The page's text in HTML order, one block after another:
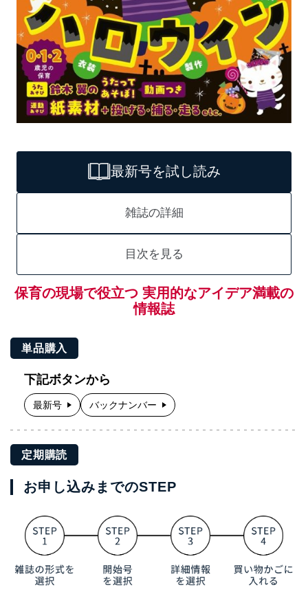
最新号を試し読み
雑誌の詳細
目次を見る
保育の現場で役立つ 実用的なアイデア満載の
情報誌
単品購入
下記ボタンから
最新号 バックナンバー
定期購読
お申し込みまでのSTEP